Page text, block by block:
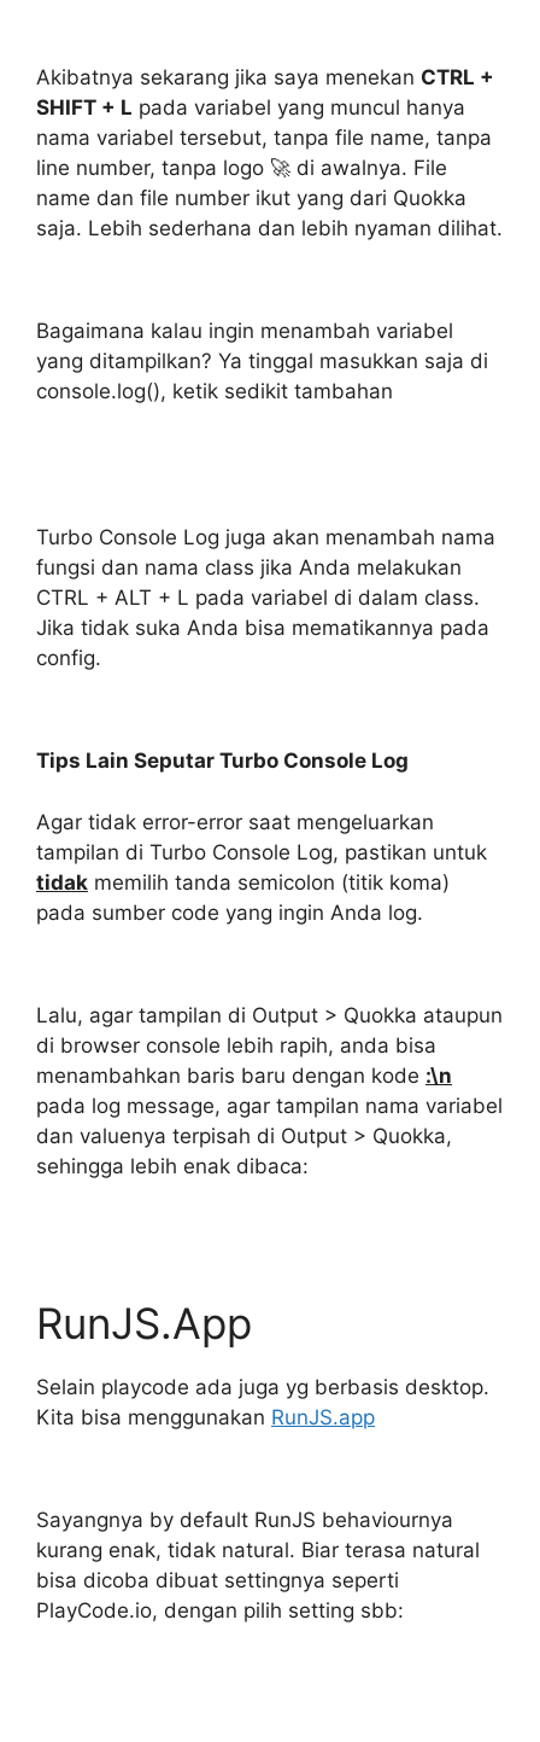
Akibatnya sekarang jika saya menekan CTRL +
SHIFT + L pada variabel yang muncul hanya
nama variabel tersebut, tanpa file name, tanpa
line number, tanpa logo 🚀 di awalnya. File
name dan file number ikut yang dari Quokka
saja. Lebih sederhana dan lebih nyaman dilihat.
Bagaimana kalau ingin menambah variabel
yang ditampilkan? Ya tinggal masukkan saja di
console.log(), ketik sedikit tambahan
Turbo Console Log juga akan menambah nama
fungsi dan nama class jika Anda melakukan
CTRL + ALT + L pada variabel di dalam class.
Jika tidak suka Anda bisa mematikannya pada
config.
Tips Lain Seputar Turbo Console Log
Agar tidak error-error saat mengeluarkan
tampilan di Turbo Console Log, pastikan untuk
tidak memilih tanda semicolon (titik koma)
pada sumber code yang ingin Anda log.
Lalu, agar tampilan di Output > Quokka ataupun
di browser console lebih rapih, anda bisa
menambahkan baris baru dengan kode :\n
pada log message, agar tampilan nama variabel
dan valuenya terpisah di Output > Quokka,
sehingga lebih enak dibaca:
RunJS.App
Selain playcode ada juga yg berbasis desktop.
Kita bisa menggunakan RunJS.app
Sayangnya by default RunJS behaviournya
kurang enak, tidak natural. Biar terasa natural
bisa dicoba dibuat settingnya seperti
PlayCode.io, dengan pilih setting sbb: